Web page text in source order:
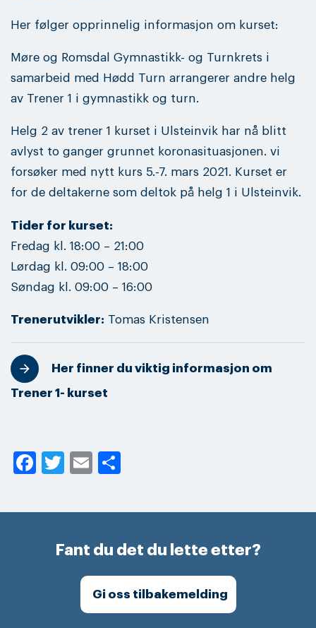
Her følger opprinnelig informasjon om kurset:
Møre og Romsdal Gymnastikk- og Turnkrets i
samarbeid med Hødd Turn arrangerer andre helg
av Trener 1 i gymnastikk og turn.
Helg 2 av trener 1 kurset i Ulsteinvik har nå blitt
avlyst to ganger grunnet koronasituasjonen. vi
forsøker med nytt kurs 5.-7. mars 2021. Kurset er
for de deltakerne som deltok på helg 1 i Ulsteinvik.
Tider for kurset:
Fredag kl. 18:00 – 21:00
Lørdag kl. 09:00 – 18:00
Søndag kl. 09:00 – 16:00
Trenerutvikler: Tomas Kristensen
Trener 1- kurset
Facebook
Twitter
Email
Fant du det du lette etter?
Gi oss tilbakemelding